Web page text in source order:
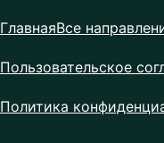
ГлавнаяВсе
Пользовательское
Политика